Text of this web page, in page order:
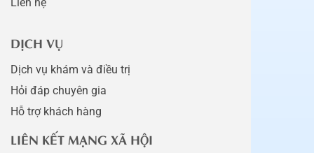
DỊCH VỤ
Dịch vụ khám và điều trị
Hỏi đáp chuyên gia
Hỗ trợ khách hàng
LIÊN KẾT MẠNG XÃ HỘI